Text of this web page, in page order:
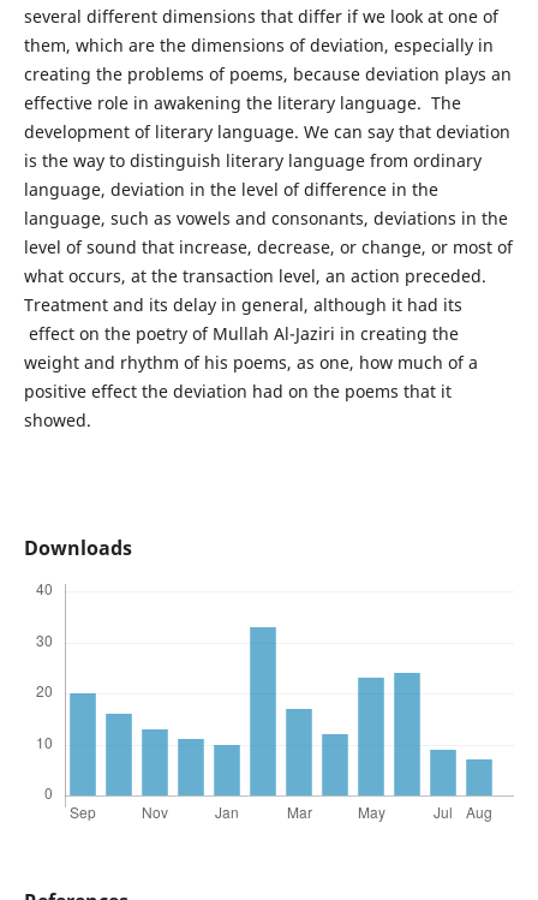
several different dimensions that differ if we look at one of
them, which are the dimensions of deviation, especially in
creating the problems of poems, because deviation plays an
effective role in awakening the literary language. The
development of literary language. We can say that deviation
is the way to distinguish literary language from ordinary
language, deviation in the level of difference in the
language, such as vowels and consonants, deviations in the
level of sound that increase, decrease, or change, or most of
what occurs, at the transaction level, an action preceded.
Treatment and its delay in general, although it had its
effect on the poetry of Mullah Al-Jaziri in creating the
weight and rhythm of his poems, as one, how much of a
positive effect the deviation had on the poems that it
showed.
Downloads